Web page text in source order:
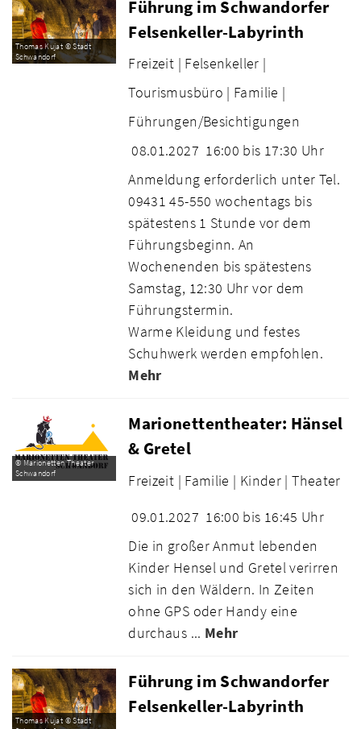
Thomas Kujat © Stadt
Schwandorf
Führung im Schwandorfer
Felsenkeller-Labyrinth
Freizeit | Felsenkeller |
Tourismusbüro | Familie |
Führungen/Besichtigungen
08.01.2027 16:00 bis 17:30 Uhr
Anmeldung erforderlich unter Tel.
09431 45-550 wochentags bis
spätestens 1 Stunde vor dem
Führungsbeginn. An
Wochenenden bis spätestens
Samstag, 12:30 Uhr vor dem
Führungstermin.
Warme Kleidung und festes
Schuhwerk werden empfohlen.
Mehr
© Marionetten Theater
Schwandorf
Marionettentheater: Hänsel
& Gretel
Freizeit | Familie | Kinder | Theater
09.01.2027 16:00 bis 16:45 Uhr
Die in großer Anmut lebenden
Kinder Hensel und Gretel verirren
sich in den Wäldern. In Zeiten
ohne GPS oder Handy eine
durchaus ... Mehr
Thomas Kujat © Stadt
Führung im Schwandorfer
Felsenkeller-Labyrinth